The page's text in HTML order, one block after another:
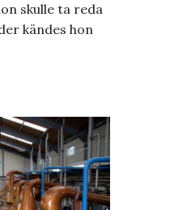
skulle ta reda
kändes hon